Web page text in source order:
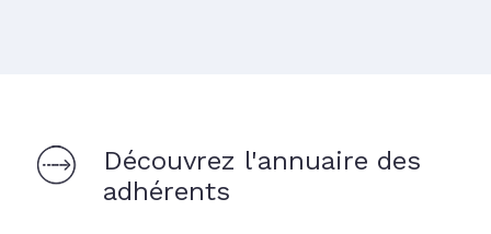
Découvrez l'annuaire des
adhérents